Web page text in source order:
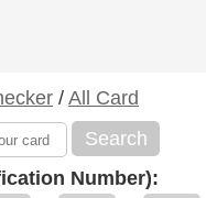
/ All Card
Search
Number):